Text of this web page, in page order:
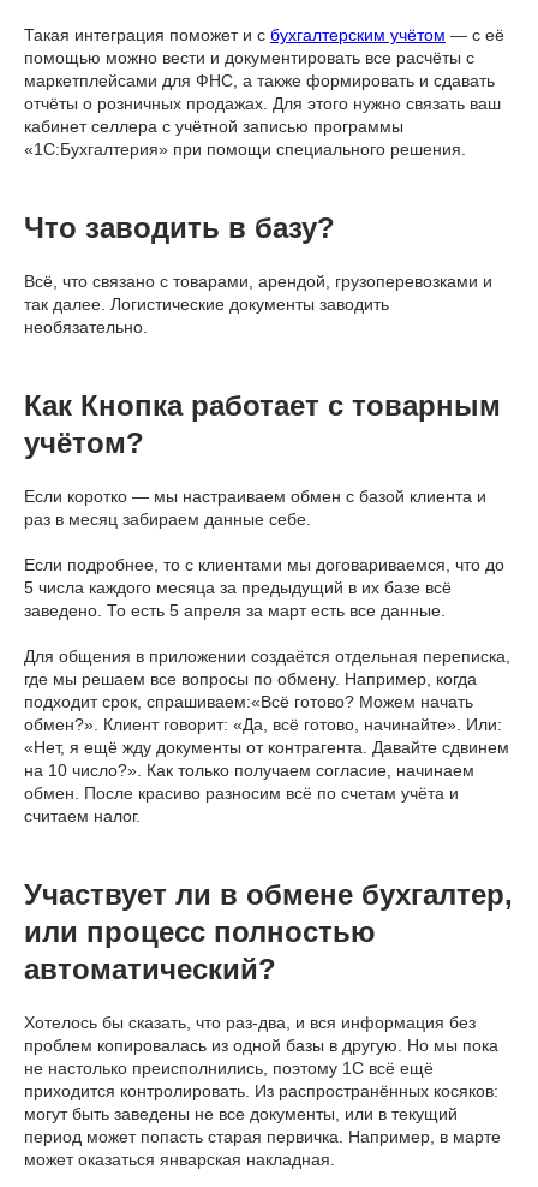
Такая интеграция поможет и с бухгалтерским учётом — с её
помощью можно вести и документировать все расчёты с
маркетплейсами для ФНС, а также формировать и сдавать
отчёты о розничных продажах. Для этого нужно связать ваш
кабинет селлера с учётной записью программы
«1С:Бухгалтерия» при помощи специального решения.
Что заводить в базу?
Всё, что связано с товарами, арендой, грузоперевозками и
так далее. Логистические документы заводить
необязательно.
Как Кнопка работает с товарным
учётом?
Если коротко — мы настраиваем обмен с базой клиента и
раз в месяц забираем данные себе.
Если подробнее, то с клиентами мы договариваемся, что до
5 числа каждого месяца за предыдущий в их базе всё
заведено. То есть 5 апреля за март есть все данные.
Для общения в приложении создаётся отдельная переписка,
где мы решаем все вопросы по обмену. Например, когда
подходит срок, спрашиваем:«Всё готово? Можем начать
обмен?». Клиент говорит: «Да, всё готово, начинайте». Или:
«Нет, я ещё жду документы от контрагента. Давайте сдвинем
на 10 число?». Как только получаем согласие, начинаем
обмен. После красиво разносим всё по счетам учёта и
считаем налог.
Участвует ли в обмене бухгалтер,
или процесс полностью
автоматический?
Хотелось бы сказать, что раз-два, и вся информация без
проблем копировалась из одной базы в другую. Но мы пока
не настолько преисполнились, поэтому 1С всё ещё
приходится контролировать. Из распространённых косяков:
могут быть заведены не все документы, или в текущий
период может попасть старая первичка. Например, в марте
может оказаться январская накладная.